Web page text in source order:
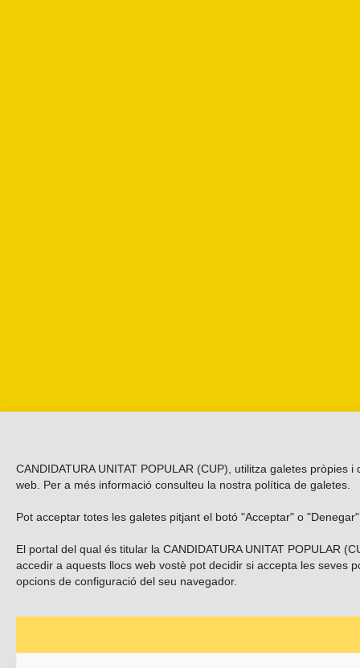
CANDIDATURA UNITAT POPULAR (CUP), utilitza galetes
web. Per a més informació consulteu la nostra política de galetes
Pot acceptar totes les galetes pitjant el botó "Acceptar" o
El portal del qual és titular la CANDIDATURA UNITAT POPULAR
accedir a aquests llocs web vostè pot decidir si accepta les seves
opcions de configuració del seu navegador.